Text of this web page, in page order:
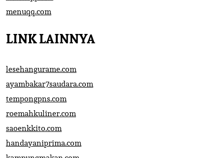
menuqq.com
LINK LAINNYA
lesehangurame.com
ayambakar7saudara.com
tempongpns.com
roemahkuliner.com
saoenkkito.com
handayaniprima.com